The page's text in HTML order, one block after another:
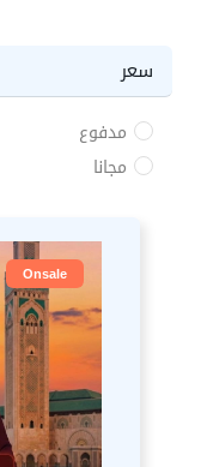
سعر
مدفوع
مجانا
Onsale